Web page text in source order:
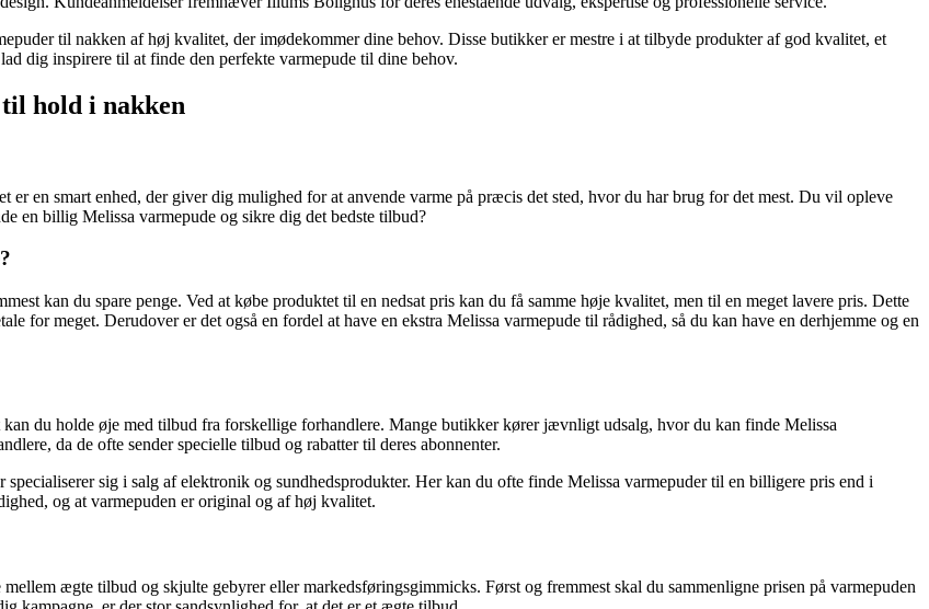
til nakken af ​​høj kvalitet, der imødekommer dine behov. Disse butikker er mestre i at tilbyde produkter af god kvalitet, et
dig inspirere til at finde den perfekte varmepude til dine behov.
hold i nakken
en smart enhed, der giver dig mulighed for at anvende varme på præcis det sted, hvor du har brug for det mest. Du vil opleve
en billig Melissa varmepude og sikre dig det bedste tilbud?
kan du spare penge. Ved at købe produktet til en nedsat pris kan du få samme høje kvalitet, men til en meget lavere pris. Dette
for meget. Derudover er det også en fordel at have en ekstra Melissa varmepude til rådighed, så du kan have en derhjemme og en
du holde øje med tilbud fra forskellige forhandlere. Mange butikker kører jævnligt udsalg, hvor du kan finde Melissa
da de ofte sender specielle tilbud og rabatter til deres abonnenter.
sig i salg af elektronik og sundhedsprodukter. Her kan du ofte finde Melissa varmepuder til en billigere pris end i
og at varmepuden er original og af høj kvalitet.
ægte tilbud og skjulte gebyrer eller markedsføringsgimmicks. Først og fremmest skal du sammenligne prisen på varmepuden